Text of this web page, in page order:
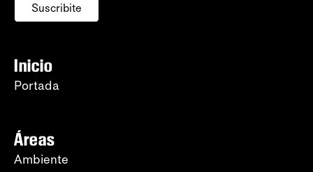
Suscribite
Inicio
Portada
Áreas
Ambiente